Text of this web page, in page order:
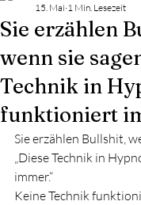
Sie erzählen
wenn sie
Technik in
funktioniert
15. Mai 1 Min. Lesezeit
Sie erzählen Bullshit,
„Diese Technik in
immer.“
Keine Technik